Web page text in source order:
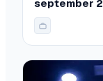
september